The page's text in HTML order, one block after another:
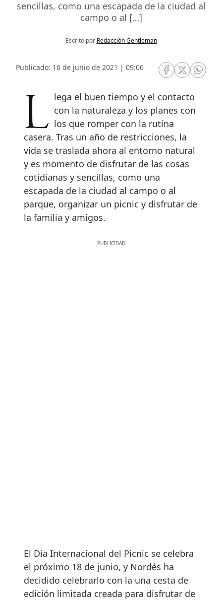
sencillas, como una escapada de la ciudad al
campo o al […]
Escrito por Redacción Gentleman
Publicado: 16 de junio de 2021 | 09:06
RRSS Facebook
RRSSRRSS
Llega el buen tiempo y el contacto con la naturaleza y los planes con
los que romper con la rutina
casera. Tras un año de restricciones, la
vida se traslada ahora al entorno natural
y es momento de disfrutar de las cosas
cotidianas y sencillas, como una
escapada de la ciudad al campo o al
parque, organizar un picnic y disfrutar de
la familia y amigos.
El Día Internacional del Picnic se celebra
el próximo 18 de junio, y Nordés ha
decidido celebrarlo con la una cesta de
edición limitada creada para disfrutar de